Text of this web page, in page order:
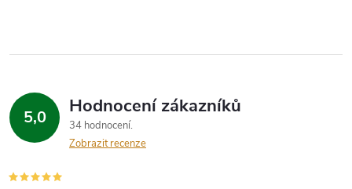
5,0 Hodnocení zákazníků
34 hodnocení
Zobrazit recenze